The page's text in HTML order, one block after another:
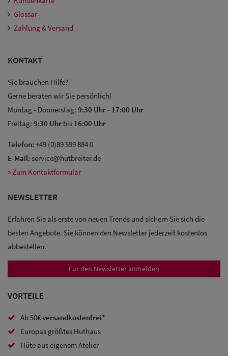
Sale: Caps
Glossar
Zahlung & Versand
KONTAKT
Sie brauchen Hilfe?
Gerne beraten wir Sie persönlich!
Montag - Donnerstag: 9:30 Uhr- 17:00 Uhr
Freitag: 9:30 Uhr bis 16:00 Uhr
Telefon: +49 (0)89 599 884 0
E-Mail: service@hutbreiter.de
» Zum Kontaktformular
NEWSLETTER
Erfahren Sie als erste von neuen Trends und sichern Sie sich die
besten Angebote. Sie können den Newsletter jederzeit kostenlos
abbestellen.
Für den Newsletter anmelden
VORTEILE
Ab 50€versandkostenfrei*
Europas größtes Huthaus
Hüte aus eigenem Atelier